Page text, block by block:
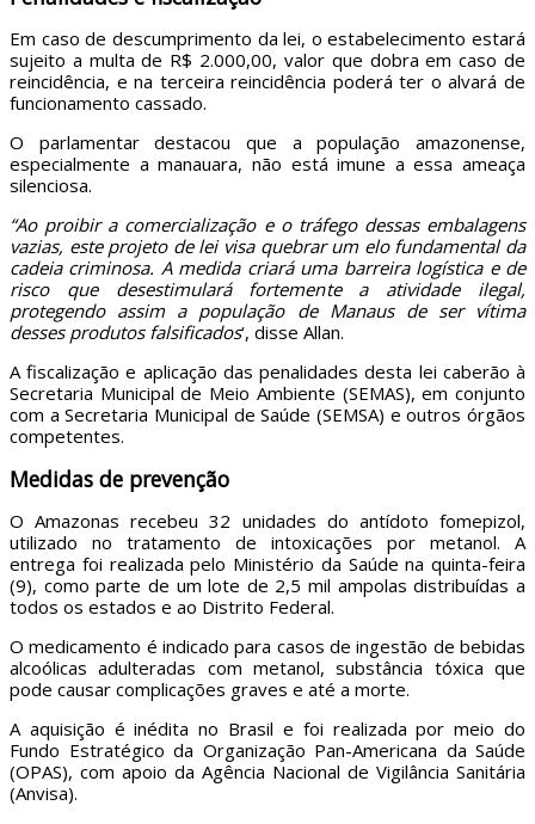
Em caso de descumprimento da lei, o estabelecimento estará
sujeito a multa de R$ 2.000,00, valor que dobra em caso de
reincidência, e na terceira reincidência poderá ter o alvará de
funcionamento cassado.
O parlamentar destacou que a população amazonense,
especialmente a manauara, não está imune a essa ameaça
silenciosa.
“Ao proibir a comercialização e o tráfego dessas embalagens
vazias, este projeto de lei visa quebrar um elo fundamental da
cadeia criminosa. A medida criará uma barreira logística e de
risco que desestimulará fortemente a atividade ilegal,
protegendo assim a população de Manaus de ser vítima
desses produtos falsificados‘, disse Allan.
A fiscalização e aplicação das penalidades desta lei caberão à
Secretaria Municipal de Meio Ambiente (SEMAS), em conjunto
com a Secretaria Municipal de Saúde (SEMSA) e outros órgãos
competentes.
Medidas de prevenção
O Amazonas recebeu 32 unidades do antídoto fomepizol,
utilizado no tratamento de intoxicações por metanol. A
entrega foi realizada pelo Ministério da Saúde na quinta-feira
(9), como parte de um lote de 2,5 mil ampolas distribuídas a
todos os estados e ao Distrito Federal.
O medicamento é indicado para casos de ingestão de bebidas
alcoólicas adulteradas com metanol, substância tóxica que
pode causar complicações graves e até a morte.
A aquisição é inédita no Brasil e foi realizada por meio do
Fundo Estratégico da Organização Pan-Americana da Saúde
(OPAS), com apoio da Agência Nacional de Vigilância Sanitária
(Anvisa).